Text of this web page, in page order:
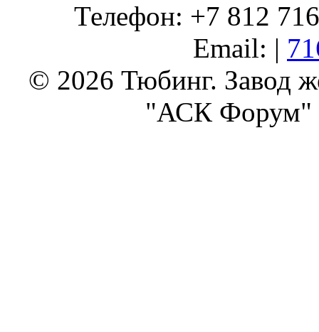
Телефон: +7 812
Email: |
© 2026 Тюбинг. Завод
"АСК Форум"